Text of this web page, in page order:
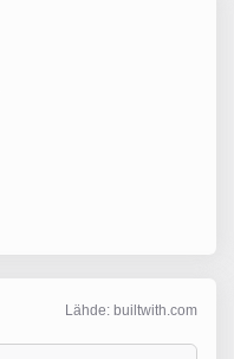
Lähde: builtwith.com